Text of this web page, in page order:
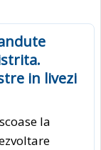
in livezi
la